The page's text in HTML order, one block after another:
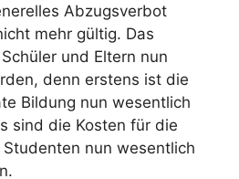
Abzugsverbot
mehr gültig. Das
und Eltern nun
denn erstens ist die
Bildung nun wesentlich
sind die Kosten für die
nun wesentlich